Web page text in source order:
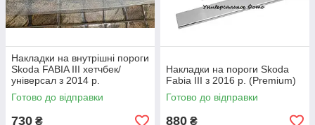
Накладки на внутрішні пороги
Skoda FABIA III хетчбек/
універсал з 2014 р.
(NataNiko)
Готово до відправки
730 ₴
Накладки на пороги Skoda
Fabia III з 2016 р. (Premium)
Готово до відправки
880 ₴